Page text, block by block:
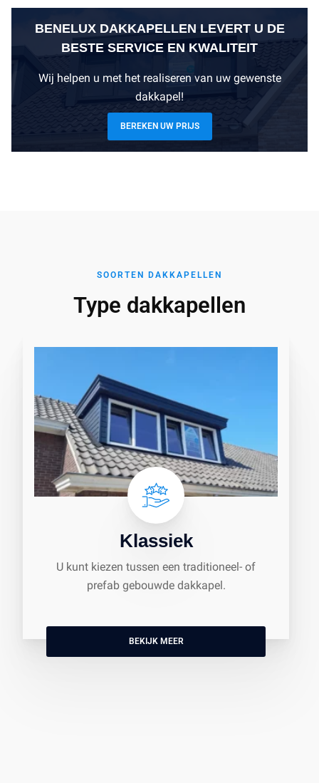
BENELUX DAKKAPELLEN LEVERT U DE
BESTE SERVICE EN KWALITEIT
Wij helpen u met het realiseren van uw gewenste
dakkapel!
BEREKEN UW PRIJS
SOORTEN DAKKAPELLEN
Type dakkapellen
Klassiek
U kunt kiezen tussen een traditioneel- of
prefab gebouwde dakkapel.
BEKIJK MEER